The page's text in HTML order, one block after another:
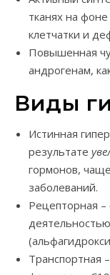
тканях на
клетчатки и
Повышенная
андрогенам,
Виды
Истинная
результате
гормонов,
заболеваний.
Рецепторная –
деятельностью
Транспортная